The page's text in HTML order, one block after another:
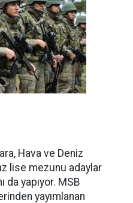
Hava ve Deniz
lise mezunu adaylar
da yapıyor. MSB
yayımlanan